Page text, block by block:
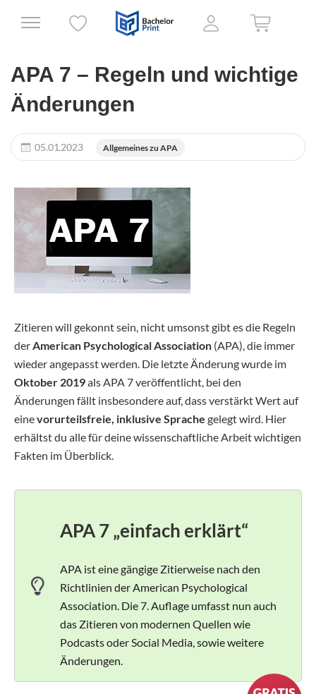
APA 7 – Regeln und wichtige
Änderungen
05.01.2023 Allgemeines zu APA
Zitieren will gekonnt sein, nicht umsonst gibt es die Regeln
derAmerican Psychological Association (APA), die immer
wieder angepasst werden. Die letzte Änderung wurde im
Oktober 2019als APA 7 veröffentlicht, bei den
Änderungen fällt insbesondere auf, dass verstärkt Wert auf
einevorurteilsfreie, inklusive Sprache gelegt wird. Hier
erhältst du alle für deine wissenschaftliche Arbeit wichtigen
Fakten im Überblick.
APA 7 „einfach erklärt“
APA ist eine gängige Zitierweise nach den
Richtlinien der American Psychological
Association. Die 7. Auflage umfasst nun auch
das Zitieren von modernen Quellen wie
Podcasts oder Social Media, sowie weitere
Änderungen.